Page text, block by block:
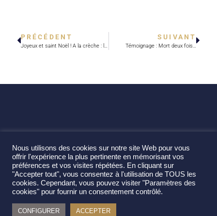
PRÉCÉDENT
Joyeux et saint Noël ! A la crèche : laissons-nous surprendre !
SUIVANT
Témoignage : Mort deux fois…
Nous utilisons des cookies sur notre site Web pour vous
offrir l'expérience la plus pertinente en mémorisant vos
préférences et vos visites répétées. En cliquant sur
"Accepter tout", vous consentez à l'utilisation de TOUS les
cookies. Cependant, vous pouvez visiter "Paramètres des
cookies" pour fournir un consentement contrôlé.
CONFIGURER ACCEPTER